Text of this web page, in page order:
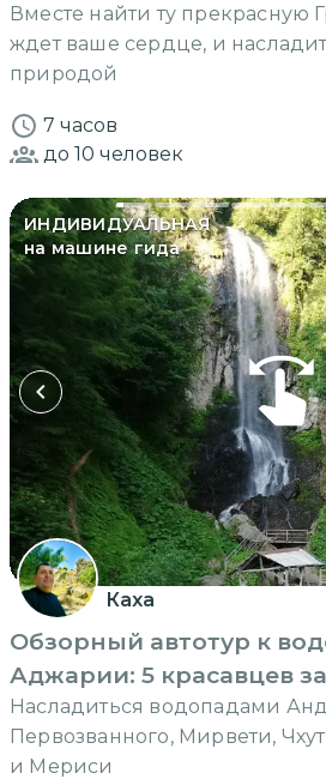
Вместе найти ту прекрасную
ждет ваше сердце, и
природой
7 часов
до 10 человек
ИНДИВИДУАЛЬНАЯ
на машине гида
Каха
Обзорный автотур к
Аджарии: 5 красавцев
Насладиться водопадами
Первозванного, Мирвети,
и Мериси